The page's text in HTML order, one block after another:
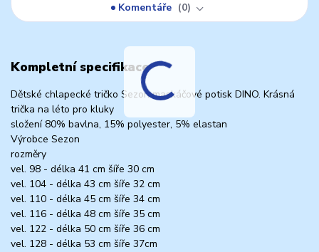
Komentáře
0
Kompletní specifikace
Dětské chlapecké tričko Sezon maskáčové potisk DINO. Krásná
trička na léto pro kluky
složení 80% bavlna, 15% polyester, 5% elastan
Výrobce Sezon
rozměry
vel. 98 - délka 41 cm šíře 30 cm
vel. 104 - délka 43 cm šíře 32 cm
vel. 110 - délka 45 cm šíře 34 cm
vel. 116 - délka 48 cm šíře 35 cm
vel. 122 - délka 50 cm šíře 36 cm
vel. 128 - délka 53 cm šíře 37cm